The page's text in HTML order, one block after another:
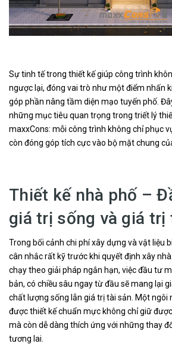
Sự tinh tế trong thiết kế giúp công trình
ngược lại, đóng vai trò như một điểm nhấn
góp phần nâng tầm diện mạo tuyến phố.
những mục tiêu quan trọng trong triết lý
maxxCons: mỗi công trình không chỉ phục
còn đóng góp tích cực vào bộ mặt chung
Thiết kế nhà phố –
giá trị sống và giá trị
Trong bối cảnh chi phí xây dựng và vật liệu
cân nhắc rất kỹ trước khi quyết định xây
chạy theo giải pháp ngắn hạn, việc đầu tư
bản, có chiều sâu ngay từ đầu sẽ mang lại
chất lượng sống lẫn giá trị tài sản. Một ngôi
được thiết kế chuẩn mực không chỉ giữ
mà còn dễ dàng thích ứng với những thay
tương lai.